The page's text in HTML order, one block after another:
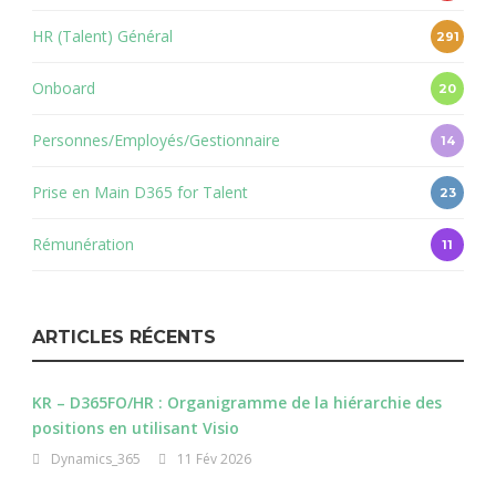
HR (Talent) Général 291
Onboard 20
Personnes/Employés/Gestionnaire 14
Prise en Main D365 for Talent 23
Rémunération 11
ARTICLES RÉCENTS
KR – D365FO/HR : Organigramme de la hiérarchie des
positions en utilisant Visio
Dynamics_365 11 Fév 2026